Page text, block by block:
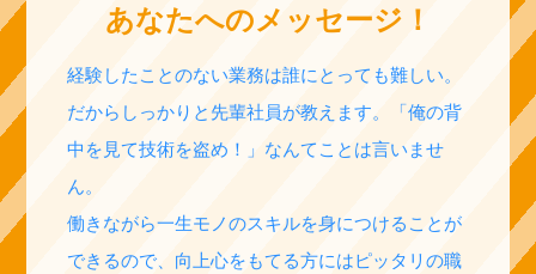
あなたへのメッセージ！
経験したことのない業務は誰にとっても難しい。
だからしっかりと先輩社員が教えます。「俺の背
中を見て技術を盗め！」なんてことは言いませ
ん。
働きながら一生モノのスキルを身につけることが
できるので、向上心をもてる方にはピッタリの職